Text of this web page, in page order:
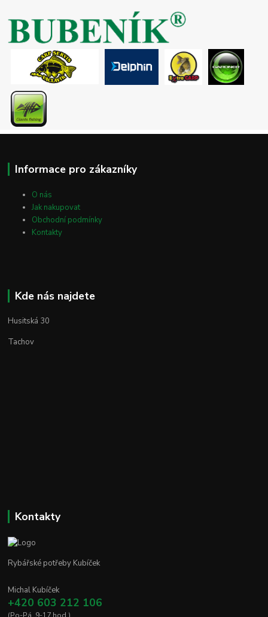
Informace pro zákazníky
O nás
Jak nakupovat
Obchodní podmínky
Kontakty
Kde nás najdete
Husitská 30
Tachov
Kontakty
Rybářské potřeby Kubíček
Michal Kubíček
+420 603 212 106